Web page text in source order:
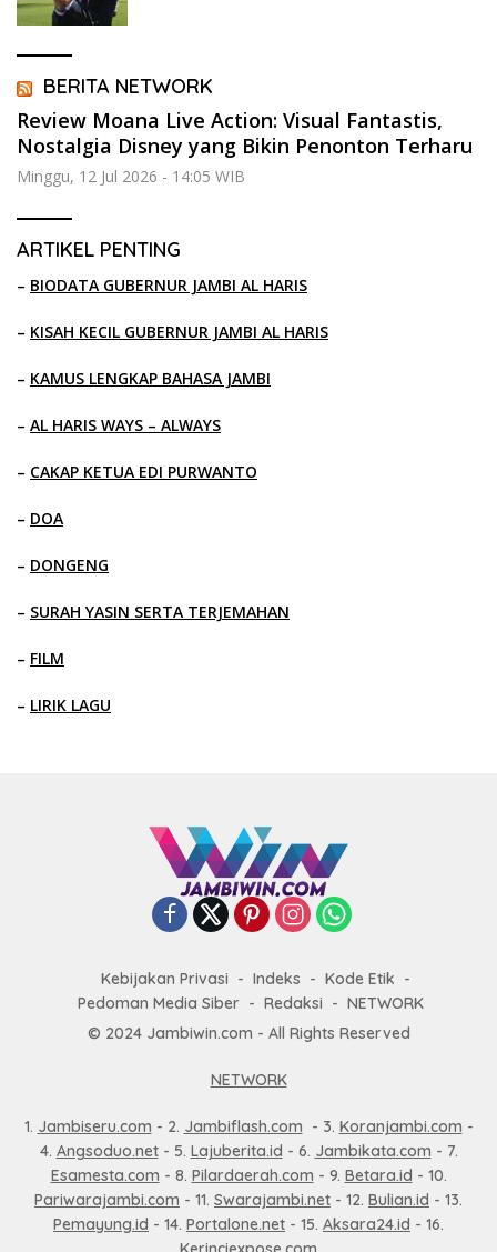
BERITA NETWORK
Review Moana Live Action: Visual Fantastis,
Nostalgia Disney yang Bikin Penonton Terharu
Minggu, 12 Jul 2026 - 14:05 WIB
ARTIKEL PENTING
– BIODATA GUBERNUR JAMBI AL HARIS
– KISAH KECIL GUBERNUR JAMBI AL HARIS
– KAMUS LENGKAP BAHASA JAMBI
– AL HARIS WAYS – ALWAYS
– CAKAP KETUA EDI PURWANTO
– DOA
– DONGENG
– SURAH YASIN SERTA TERJEMAHAN
– FILM
– LIRIK LAGU
Kebijakan Privasi Indeks
Kode Etik
Pedoman Media Siber
Redaksi
NETWORK
© 2024 Jambiwin.com - All Rights Reserved
NETWORK
1. Jambiseru.com - 2. Jambiflash.com - 3. Koranjambi.com -
4. Angsoduo.net- 5. Lajuberita.id - 6. Jambikata.com - 7.
Esamesta.com - 8. Pilardaerah.com - 9. Betara.id - 10.
Pariwarajambi.com - 11. Swarajambi.net - 12. Bulian.id - 13.
Pemayung.id - 14. Portalone.net - 15. Aksara24.id - 16.